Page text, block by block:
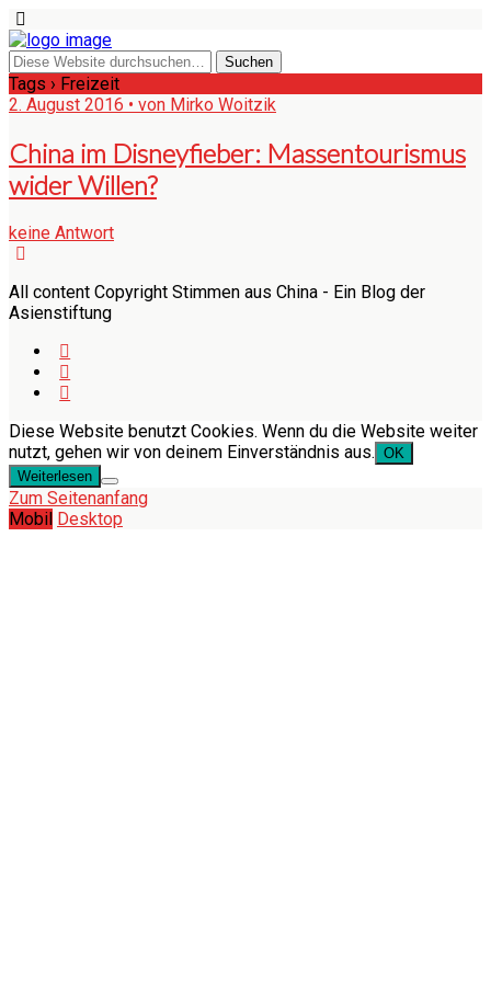
Tags › Freizeit
2. August 2016 • von Mirko Woitzik
China im Disneyfieber: Massentourismus
wider Willen?
keine Antwort
All content Copyright Stimmen aus China - Ein Blog der
Asienstiftung
Diese Website benutzt Cookies. Wenn du die Website weiter
nutzt, gehen wir von deinem Einverständnis aus. OK
Weiterlesen
Zum Seitenanfang
Mobil Desktop